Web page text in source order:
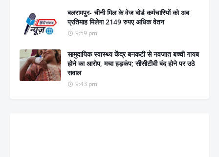
बलरामपुर- चीनी मिल के वेज बोर्ड कर्मचारियों को अब
प्रतिमाह मिलेगा 2149 रुपए अधिक वेतन
9:59 pm
सामुदायिक स्वास्थ्य केंद्र बनकटी से नवजात बच्ची गायब
होने का आरोप, मचा हड़कंप; सीसीटीवी बंद होने पर उठे
सवाल
9:43 pm